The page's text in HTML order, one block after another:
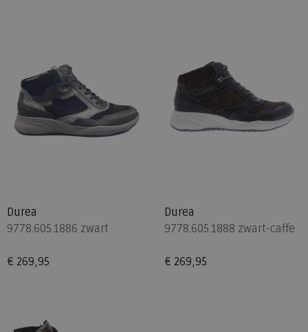
Durea
9778.605.1886 zwart
€ 269,95
Durea
9778.605.1888 zwart-caffe
€ 269,95